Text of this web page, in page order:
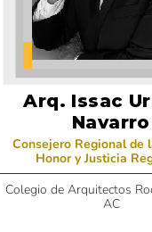
Arq. Issac
Navarro
Consejero Regional de
Honor y Justicia
Colegio de Arquitectos
AC